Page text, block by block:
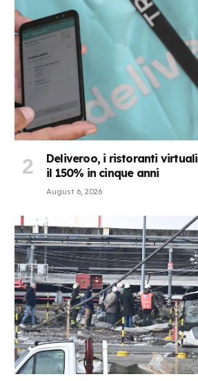
Deliveroo, i ristoranti
il 150% in cinque anni
August 6, 2026